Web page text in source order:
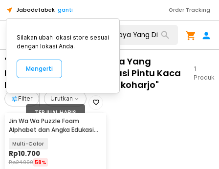
Jabodetabek ganti Order Tracking
"WA 0859 3970 0884 Biaya Yang
Dibutuhkan Untuk Renovasi Pintu Kaca
Belakang Rumah Weru Sukoharjo"
1
Produk
Filter Urutkan
TERJUAL HABIS
Jin Wa Wa Puzzle Foam
Alphabet dan Angka Edukasi
Multi-Color
Rp10.700
Rp24.900 58%
Silakan ubah lokasi store sesuai
dengan lokasi Anda.
Mengerti